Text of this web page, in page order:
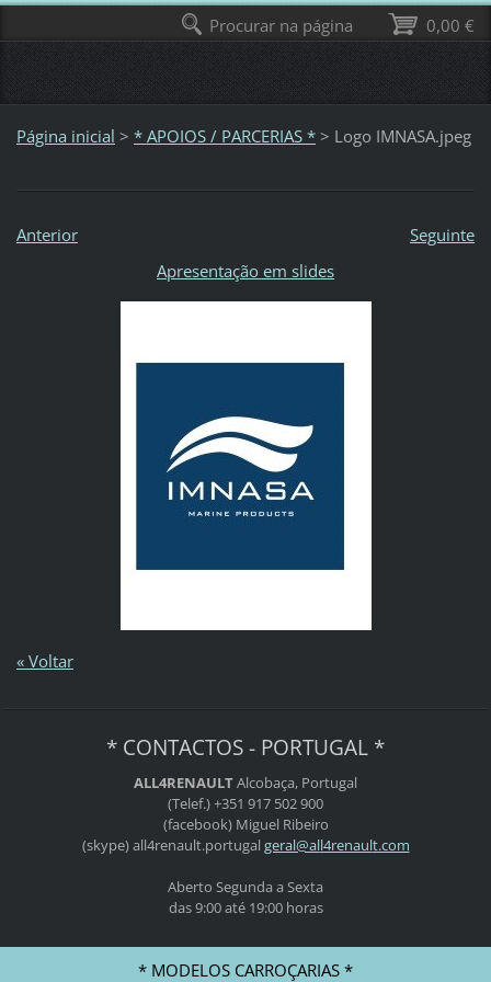
Página inicial > * APOIOS / PARCERIAS * > Logo IMNASA.jpeg
Anterior
Seguinte
Apresentação em slides
« Voltar
* CONTACTOS - PORTUGAL *
ALL4RENAULTAlcobaça, Portugal
(Telef.) +351 917 502 900
(facebook) Miguel Ribeiro
(skype) all4renault.portugal geral@all4renault.com
Aberto Segunda a Sexta
das 9:00 até 19:00 horas
* MODELOS CARROÇARIAS *
0,00 €
Procurar na página